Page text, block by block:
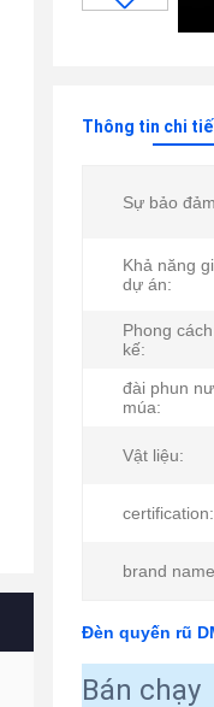
Thông tin chi
Sự bảo
Khả năng
dự án:
Phong
kế:
đài phun
múa:
Vật liệu:
certification:
brand
Đèn quyến rũ
Bán chạy